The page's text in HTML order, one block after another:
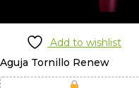
Add to wishlist
Aguja Tornillo Renew